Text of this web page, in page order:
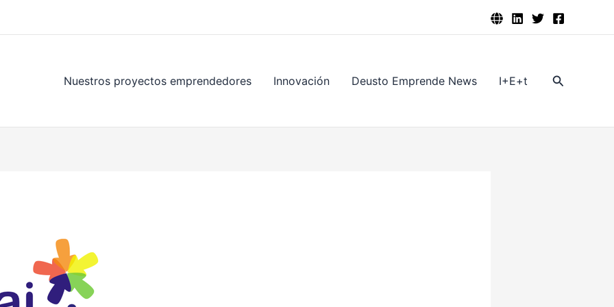
Nuestros proyectos emprendedores Innovación Deusto Emprende News I+E+t Buscar